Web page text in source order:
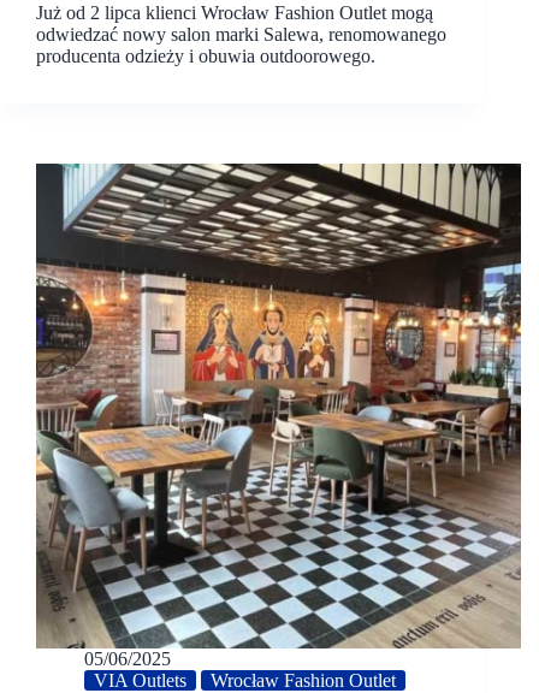
Już od 2 lipca klienci Wrocław Fashion Outlet mogą
odwiedzać nowy salon marki Salewa, renomowanego
producenta odzieży i obuwia outdoorowego.
05/06/2025
VIA Outlets
Wrocław Fashion Outlet